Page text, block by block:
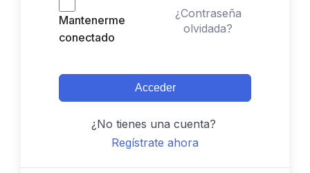
Mantenerme
conectado
¿Contraseña
olvidada?
Acceder
¿No tienes una cuenta?
Regístrate ahora